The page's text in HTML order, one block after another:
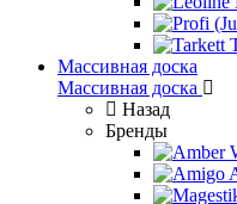
Массивная доска
Массивная доска
Назад
Бренды